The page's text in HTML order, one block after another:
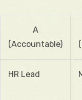
A
(Accountable)
HR Lead